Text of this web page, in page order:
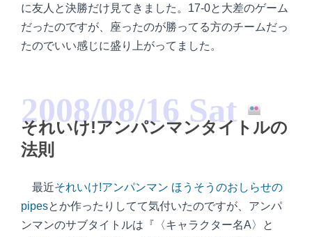
に友人と決勝だけ見てきました。17-0と大差のゲーム
だったのですが、座ったのが勝ってる方のチームだっ
たのでいい感じに盛り上がってました。
2008/08/16 Sat
それいけ!アンパンマンタイトルの
法則
最近それいけ!アンパンマン ほうそうのおしらせの
pipesとか作ったりしてて気付いたのですが、アンパ
ンマンのサブタイトルは『〈キャラクター名A〉と